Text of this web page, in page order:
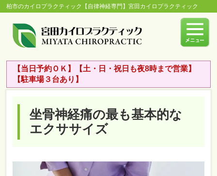
柏市のカイロプラクティック【自律神経専門】宮田カイロプラクティック
【当日予約ＯＫ】【土・日・祝日も夜8時まで営業】
【駐車場３台あり】
坐骨神経痛の最も基本的な
エクササイズ